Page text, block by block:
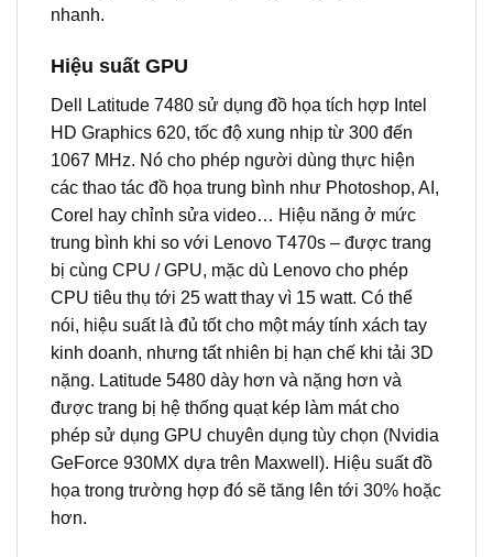
nhanh.
Hiệu suất GPU
Dell Latitude 7480 sử dụng đồ họa tích hợp Intel
HD Graphics 620, tốc độ xung nhịp từ 300 đến
1067 MHz. Nó cho phép người dùng thực hiện
các thao tác đồ họa trung bình như Photoshop, AI,
Corel hay chỉnh sửa video… Hiệu năng ở mức
trung bình khi so với Lenovo T470s – được trang
bị cùng CPU / GPU, mặc dù Lenovo cho phép
CPU tiêu thụ tới 25 watt thay vì 15 watt. Có thể
nói, hiệu suất là đủ tốt cho một máy tính xách tay
kinh doanh, nhưng tất nhiên bị hạn chế khi tải 3D
nặng. Latitude 5480 dày hơn và nặng hơn và
được trang bị hệ thống quạt kép làm mát cho
phép sử dụng GPU chuyên dụng tùy chọn (Nvidia
GeForce 930MX dựa trên Maxwell). Hiệu suất đồ
họa trong trường hợp đó sẽ tăng lên tới 30% hoặc
hơn.